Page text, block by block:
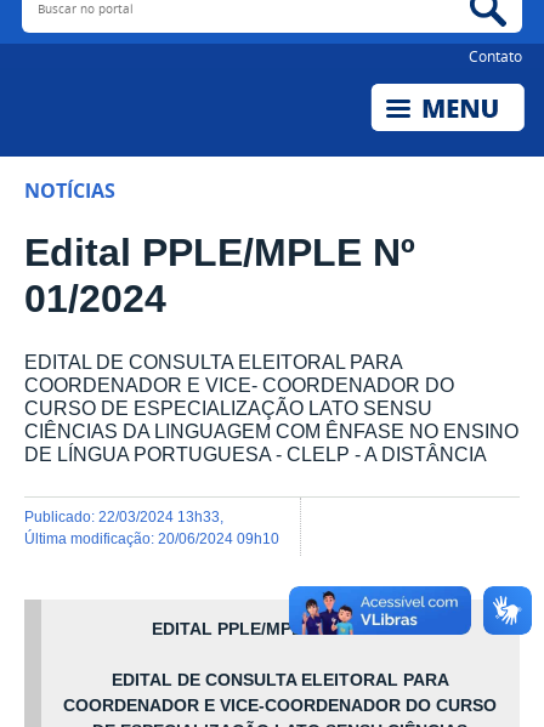
Contato
NOTÍCIAS
Edital PPLE/MPLE Nº
01/2024
EDITAL DE CONSULTA ELEITORAL PARA
COORDENADOR E VICE- COORDENADOR DO
CURSO DE ESPECIALIZAÇÃO LATO SENSU
CIÊNCIAS DA LINGUAGEM COM ÊNFASE NO ENSINO
DE LÍNGUA PORTUGUESA - CLELP - A DISTÂNCIA
publicado: 22/03/2024 13h33
última modificação: 20/06/2024 09h10
EDITAL PPLE/MPLE no 01/2024
EDITAL DE CONSULTA ELEITORAL PARA
COORDENADOR E VICE-COORDENADOR DO CURSO